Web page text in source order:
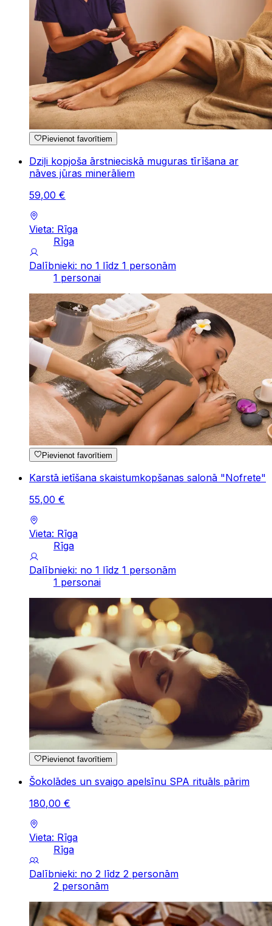
Pievienot favorītiem
Dziļi kopjoša ārstnieciskā muguras tīrīšana ar
nāves jūras minerāliem
59,00 €
Vieta: Rīga
Rīga
Dalībnieki: no 1 līdz 1 personām
1 personai
Pievienot favorītiem
Karstā ietīšana skaistumkopšanas salonā "Nofrete"
55,00 €
Vieta: Rīga
Rīga
Dalībnieki: no 1 līdz 1 personām
1 personai
Pievienot favorītiem
Šokolādes un svaigo apelsīnu SPA rituāls pārim
180,00 €
Vieta: Rīga
Rīga
Dalībnieki: no 2 līdz 2 personām
2 personām